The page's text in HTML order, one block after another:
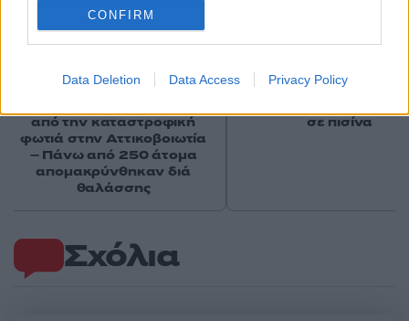
CONFIRM
Data Deletion Data Access Privacy Policy
Σχόλια
Πώς η Πυροσβεστική
από την καταστροφική
φωτιά στην Αττικοβοιωτία
– Πάνω από 250 άτομα
απομακρύνθηκαν διά
θαλάσσης
Τραγωδία στην
σε πισίνα